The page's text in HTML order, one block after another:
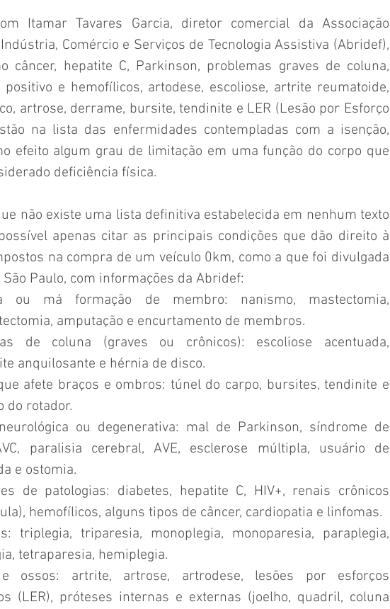
Itamar Tavares Garcia, diretor comercial da Associação
Comércio e Serviços de Tecnologia Assistiva (Abridef),
câncer, hepatite C, Parkinson, problemas graves de coluna,
positivo e hemofílicos, artodese, escoliose, artrite reumatoide,
artrose, derrame, bursite, tendinite e LER (Lesão por Esforço
na lista das enfermidades contempladas com a isenção,
efeito algum grau de limitação em uma função do corpo que
deficiência física.
não existe uma lista definitiva estabelecida em nenhum texto
apenas citar as principais condições que dão direito à
na compra de um veículo 0km, como a que foi divulgada
Paulo, com informações da Abridef:
ou má formação de membro: nanismo, mastectomia,
amputação e encurtamento de membros.
de coluna (graves ou crônicos): escoliose acentuada,
anquilosante e hérnia de disco.
afete braços e ombros: túnel do carpo, bursites, tendinite e
do rotador.
ou degenerativa: mal de Parkinson, síndrome de
paralisia cerebral, AVE, esclerose múltipla, usuário de
e ostomia.
de patologias: diabetes, hepatite C, HIV+, renais crônicos
hemofílicos, alguns tipos de câncer, cardiopatia e linfomas.
triplegia, triparesia, monoplegia, monoparesia, paraplegia,
tetraparesia, hemiplegia.
ossos: artrite, artrose, artrodese, lesões por esforços
(LER), próteses internas e externas (joelho, quadril, coluna